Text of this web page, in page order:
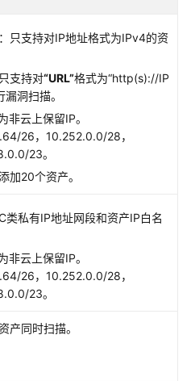
只支持对IP地址格式为IPv4的资
支持对“URL”格式为“http(s)://IP
洞扫描。
非云上保留IP。
26，10.252.0.0/28，
23。
加20个资产。
类私有IP地址网段和资产IP白名
非云上保留IP。
26，10.252.0.0/28，
23。
产同时扫描。